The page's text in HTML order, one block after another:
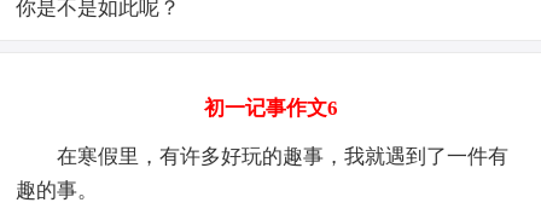
你是不是如此呢？
初一记事作文6
在寒假里，有许多好玩的趣事，我就遇到了一件有
趣的事。